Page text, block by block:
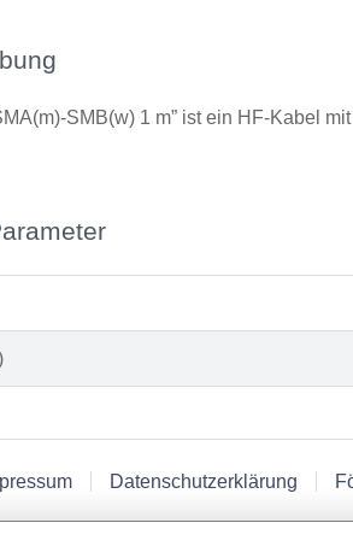
SMB(w) 1 m” ist ein HF-Kabel
Datenschutzerklärung